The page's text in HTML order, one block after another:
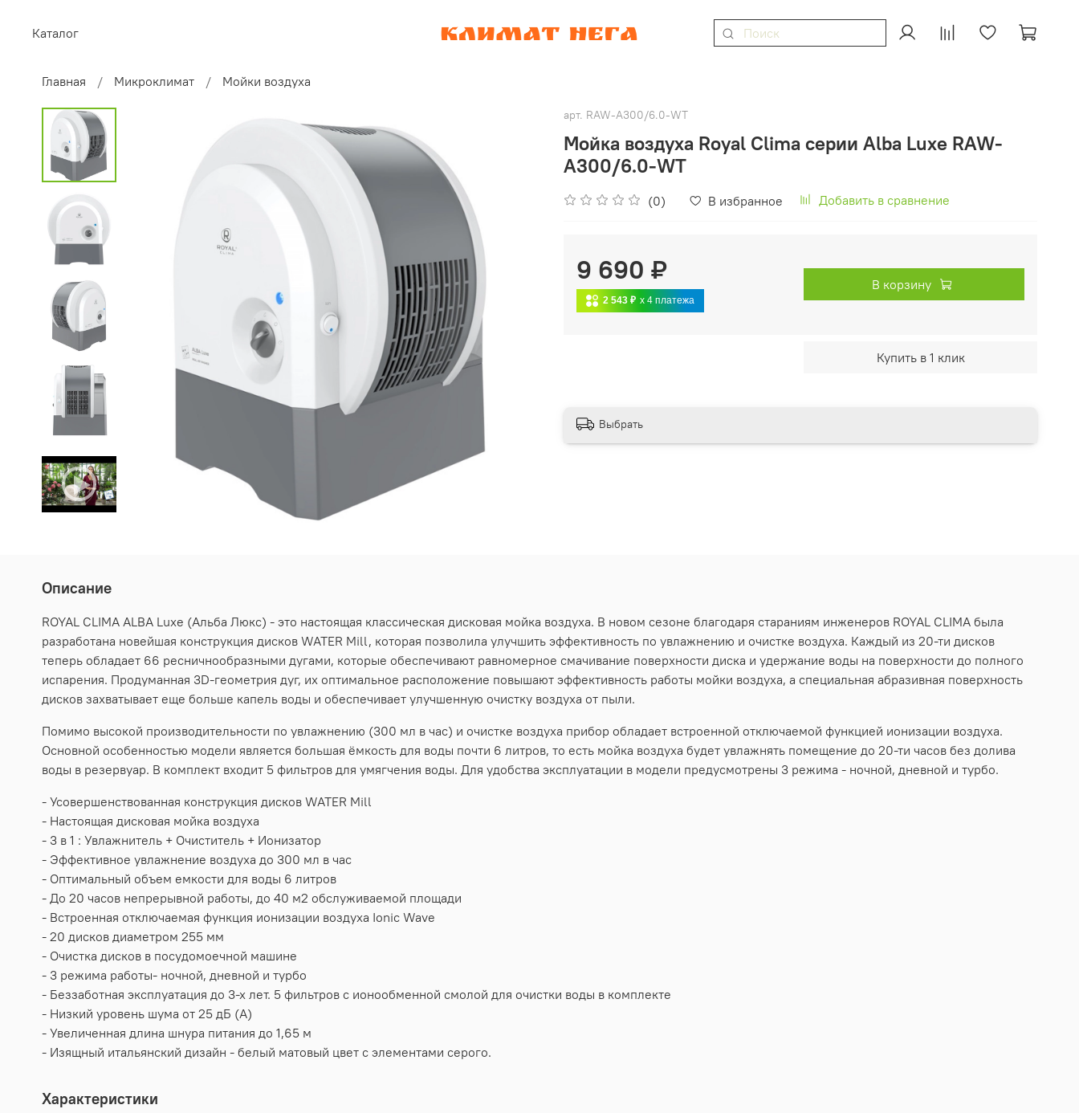
Каталог
Главная Микроклимат Мойки воздуха
арт. RAW-A300/6.0-WT
Мойка воздуха Royal Clima серии Alba Luxe RAW-
A300/6.0-WT
(0) В избранное Добавить в сравнение
9 690 ₽
2 543 ₽ x 4 платежа
В корзину
Купить в 1 клик
Выбрать
Описание
ROYAL CLIMA ALBA Luxe (Альба Люкс) - это настоящая классическая дисковая мойка воздуха. В новом сезоне благодаря стараниям инженеров ROYAL CLIMA была
разработана новейшая конструкция дисков WATER Mill, которая позволила улучшить эффективность по увлажнению и очистке воздуха. Каждый из 20-ти дисков
теперь обладает 66 ресничнообразными дугами, которые обеспечивают равномерное смачивание поверхности диска и удержание воды на поверхности до полного
испарения. Продуманная 3D-геометрия дуг, их оптимальное расположение повышают эффективность работы мойки воздуха, а специальная абразивная поверхность
дисков захватывает еще больше капель воды и обеспечивает улучшенную очистку воздуха от пыли.
Помимо высокой производительности по увлажнению (300 мл в час) и очистке воздуха прибор обладает встроенной отключаемой функцией ионизации воздуха.
Основной особенностью модели является большая ёмкость для воды почти 6 литров, то есть мойка воздуха будет увлажнять помещение до 20-ти часов без долива
воды в резервуар. В комплект входит 5 фильтров для умягчения воды. Для удобства эксплуатации в модели предусмотрены 3 режима - ночной, дневной и турбо.
- Усовершенствованная конструкция дисков WATER Mill
- Настоящая дисковая мойка воздуха
- 3 в 1 : Увлажнитель + Очиститель + Ионизатор
- Эффективное увлажнение воздуха до 300 мл в час
- Оптимальный объем емкости для воды 6 литров
- До 20 часов непрерывной работы, до 40 м2 обслуживаемой площади
- Встроенная отключаемая функция ионизации воздуха Ionic Wave
- 20 дисков диаметром 255 мм
- Очистка дисков в посудомоечной машине
- 3 режима работы- ночной, дневной и турбо
- Беззаботная эксплуатация до 3-х лет. 5 фильтров с ионообменной смолой для очистки воды в комплекте
- Низкий уровень шума от 25 дБ (А)
- Увеличенная длина шнура питания до 1,65 м
- Изящный итальянский дизайн - белый матовый цвет с элементами серого.
Характеристики